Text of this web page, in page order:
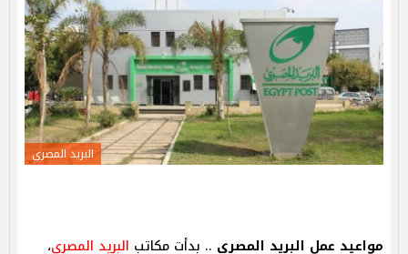
البريد المصري
مواعيد عمل البريد المصري .. بدأت مكاتب البريد المصري،